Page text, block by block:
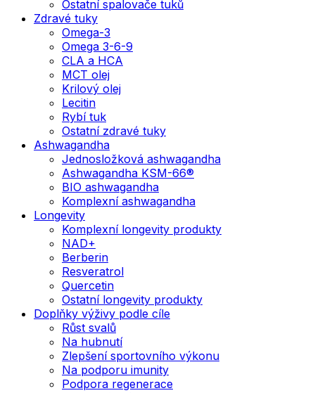
Ostatní spalovače tuků
Zdravé tuky
Omega-3
Omega 3-6-9
CLA a HCA
MCT olej
Krilový olej
Lecitin
Rybí tuk
Ostatní zdravé tuky
Ashwagandha
Jednosložková ashwagandha
Ashwagandha KSM-66®
BIO ashwagandha
Komplexní ashwagandha
Longevity
Komplexní longevity produkty
NAD+
Berberin
Resveratrol
Quercetin
Ostatní longevity produkty
Doplňky výživy podle cíle
Růst svalů
Na hubnutí
Zlepšení sportovního výkonu
Na podporu imunity
Podpora regenerace